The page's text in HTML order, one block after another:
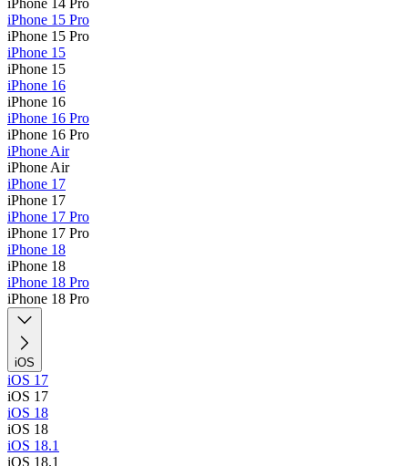
iPhone 15 Pro
iPhone 15 Pro
iPhone 15
iPhone 15
iPhone 16
iPhone 16
iPhone 16 Pro
iPhone 16 Pro
iPhone Air
iPhone Air
iPhone 17
iPhone 17
iPhone 17 Pro
iPhone 17 Pro
iPhone 18
iPhone 18
iPhone 18 Pro
iPhone 18 Pro
iOS
iOS 17
iOS 17
iOS 18
iOS 18
iOS 18.1
iOS 18.1